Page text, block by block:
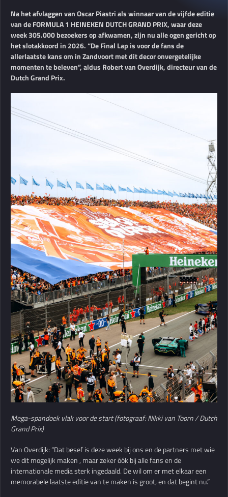
Na het afvlaggen van Oscar Piastri als winnaar van de vijfde editie
van de FORMULA 1 HEINEKEN DUTCH GRAND PRIX, waar deze
week 305.000 bezoekers op afkwamen, zijn nu alle ogen gericht op
het slotakkoord in 2026. “De Final Lap is voor de fans de
allerlaatste kans om in Zandvoort met dit decor onvergetelijke
momenten te beleven”, aldus Robert van Overdijk, directeur van de
Dutch Grand Prix.
Mega-spandoek vlak voor de start (fotograaf: Nikki van Toorn / Dutch
Grand Prix)
Van Overdijk: “Dat besef is deze week bij ons en de partners met wie
we dit mogelijk maken , maar zeker óók bij alle fans en de
internationale media sterk ingedaald. De wil om er met elkaar een
memorabele laatste editie van te maken is groot, en dat begint nu.”